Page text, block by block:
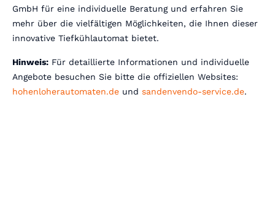
GmbH für eine individuelle Beratung und erfahren Sie
mehr über die vielfältigen Möglichkeiten, die Ihnen dieser
innovative Tiefkühlautomat bietet.
Hinweis: Für detaillierte Informationen und individuelle
Angebote besuchen Sie bitte die offiziellen Websites:
hohenloherautomaten.de und sandenvendo-service.de.